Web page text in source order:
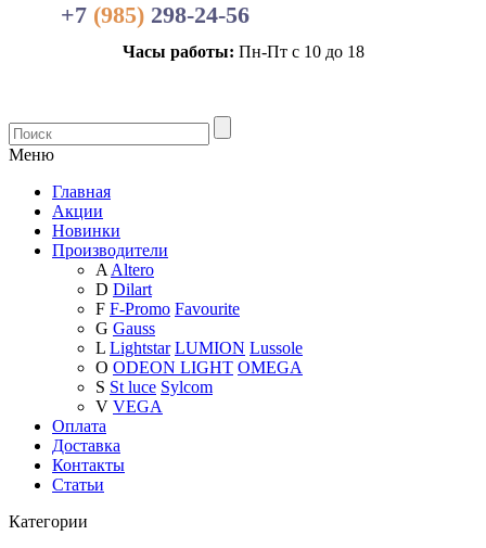
+7 (985) 298-24-56
Часы работы: Пн-Пт с 10 до 18
Меню
Главная
Акции
Новинки
Производители
AAltero
D Dilart
F F-Promo Favourite
G Gauss
L Lightstar LUMION Lussole
O ODEON LIGHT OMEGA
S St luce Sylcom
V VEGA
Оплата
Доставка
Контакты
Статьи
Категории